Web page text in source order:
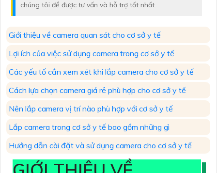
chúng tôi để được tư vấn và hỗ trợ tốt nhất.
Giới thiệu về camera quan sát cho cơ sở y tế
Lợi ích của việc sử dụng camera trong cơ sở y tế
Các yếu tố cần xem xét khi lắp camera cho cơ sở y tế
Cách lựa chọn camera giá rẻ phù hợp cho cơ sở y tế
Nên lắp camera vị trí nào phù hợp với cơ sở y tế
Lắp camera trong cơ sở y tế bao gồm những gì
Hướng dẫn cài đặt và sử dụng camera cho cơ sở y tế